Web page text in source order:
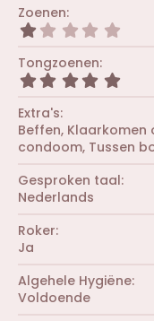
nr
e
n
)
Zoenen
s
r
(
r
e
n
Tongzoenen
5
0
s
t
r
Extra's
Beffen Klaarkomen
condoom Tussen
Gesproken taal
Nederlands
Roker
Ja
Algehele Hygiëne
Voldoende